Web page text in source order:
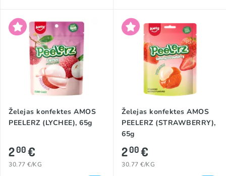
Želejas konfektes AMOS
PEELERZ (LYCHEE), 65g
200€
30.77 €/KG
Želejas konfektes AMOS
PEELERZ (STRAWBERRY),
65g
200€
30.77 €/KG